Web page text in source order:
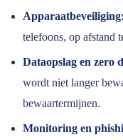
Apparaatbeveiliging:
telefoons, op afstand
Dataopslag en zero
wordt niet langer
bewaartermijnen.
Monitoring en